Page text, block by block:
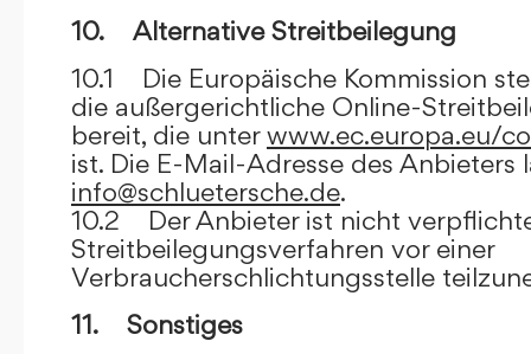
10. Alternative Streitbeilegung
10.1 Die Europäische Kommission
die außergerichtliche Online-
bereit, die unterwww.ec.europa.eu/
ist. Die E-Mail-Adresse des Anbieters
info@schluetersche.de.
10.2 Der Anbieter ist nicht
Streitbeilegungsverfahren vor einer
Verbraucherschlichtungsstelle
11. Sonstiges